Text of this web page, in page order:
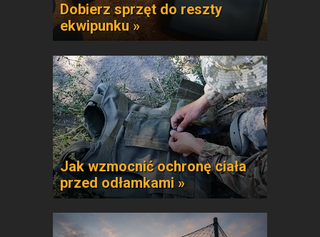
Dobierz sprzęt do reszty
ekwipunku »
Jak wzmocnić ochronę ciała
przed odłamkami »